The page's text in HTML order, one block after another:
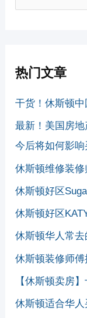
热门文章
干货！休斯顿
最新！美国房地
今后将如何影响
休斯顿维修装
休斯顿好区
休斯顿好区
休斯顿华人常
休斯顿装修师
【休斯顿卖房
休斯顿适合华